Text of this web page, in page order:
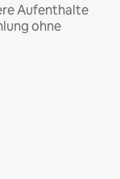
Aufenthalte
ohne